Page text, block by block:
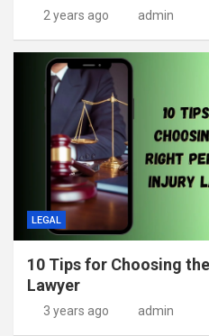
2 years ago admin
LEGAL
10 Tips for Choosing
Lawyer
3 years ago admin